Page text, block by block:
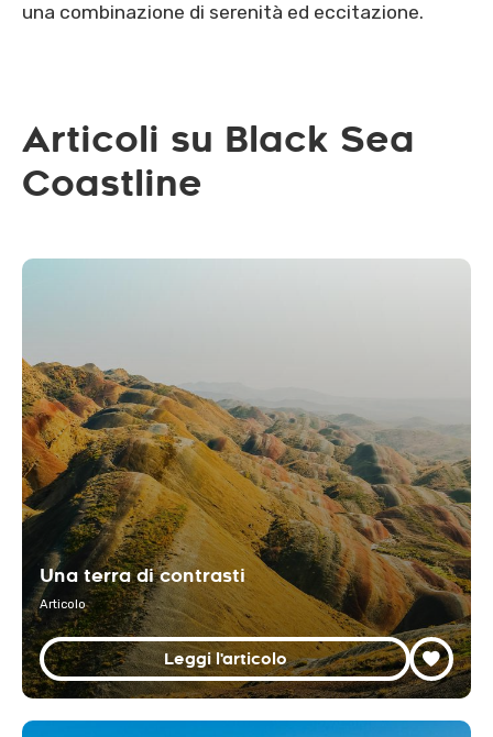
una combinazione di serenità ed eccitazione.
Articoli su Black Sea
Coastline
Una terra di contrasti
Articolo
Leggi l'articolo